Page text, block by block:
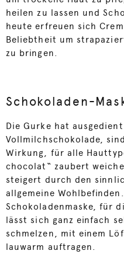
heilen zu lassen und
heute erfreuen sich
Beliebtheit um
zu bringen.
Schokoladen-
Die Gurke hat
Vollmilchschokolade,
Wirkung, für alle
chocolat“ zaubert
steigert durch den
allgemeine
Schokoladenmaske, für
lässt sich ganz einfach
schmelzen, mit einem
lauwarm auftragen.